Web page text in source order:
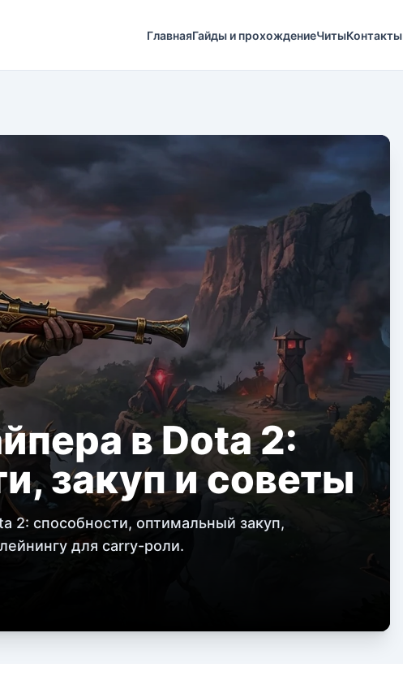
ГлавнаяГайды и прохождениеЧитыКонтакты
в Dota 2:
закуп и советы
2: способности, оптимальный закуп,
для carry-роли.